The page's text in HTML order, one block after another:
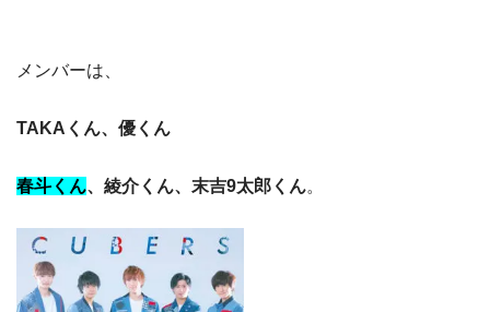
メンバーは、
TAKAくん、優くん
春斗くん、綾介くん、末吉9太郎くん。